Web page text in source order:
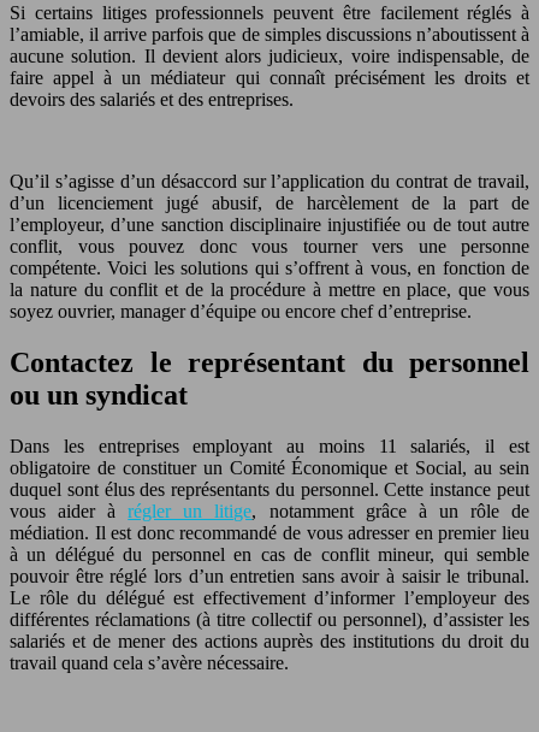
Si certains litiges professionnels peuvent être facilement réglés à
l’amiable, il arrive parfois que de simples discussions n’aboutissent à
aucune solution. Il devient alors judicieux, voire indispensable, de
faire appel à un médiateur qui connaît précisément les droits et
devoirs des salariés et des entreprises.
Qu’il s’agisse d’un désaccord sur l’application du contrat de travail,
d’un licenciement jugé abusif, de harcèlement de la part de
l’employeur, d’une sanction disciplinaire injustifiée ou de tout autre
conflit, vous pouvez donc vous tourner vers une personne
compétente. Voici les solutions qui s’offrent à vous, en fonction de
la nature du conflit et de la procédure à mettre en place, que vous
soyez ouvrier, manager d’équipe ou encore chef d’entreprise.
Contactez le représentant du personnel
ou un syndicat
Dans les entreprises employant au moins 11 salariés, il est
obligatoire de constituer un Comité Économique et Social, au sein
duquel sont élus des représentants du personnel. Cette instance peut
vous aider àrégler un litige, notamment grâce à un rôle de
médiation. Il est donc recommandé de vous adresser en premier lieu
à un délégué du personnel en cas de conflit mineur, qui semble
pouvoir être réglé lors d’un entretien sans avoir à saisir le tribunal.
Le rôle du délégué est effectivement d’informer l’employeur des
différentes réclamations (à titre collectif ou personnel), d’assister les
salariés et de mener des actions auprès des institutions du droit du
travail quand cela s’avère nécessaire.